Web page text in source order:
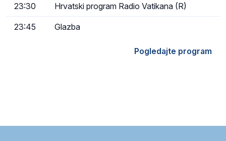
23:30 Hrvatski program Radio Vatikana (R)
23:45 Glazba
Pogledajte program